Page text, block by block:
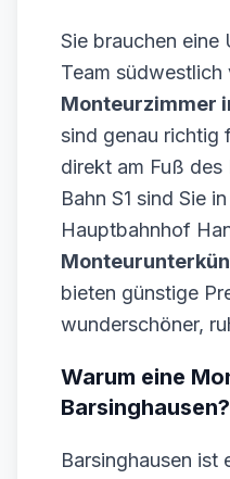
Sie brauchen eine
Team
Monteurzimmer
sind genau richtig
direkt am Fuß
Bahn S1 sind Sie
Hauptbahnhof
bieten günstige
wunderschöner,
Warum eine
Barsinghausen?
Barsinghausen ist